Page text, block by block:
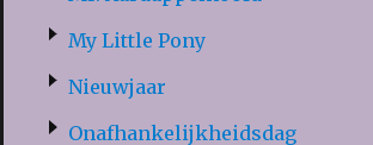
My Little Pony
Nieuwjaar
Onafhankelijkheidsdag